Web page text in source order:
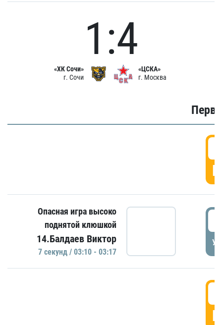
«ХК Сочи»
г. Сочи
1:4
«ЦСКА»
г. Москва
Опасная игра высоко
поднятой клюшкой
14.Балдаев Виктор
7 секунд / 03:10 - 03:17